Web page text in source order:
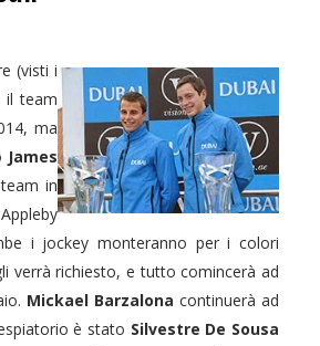
(visti i
il team
ma
James
in
i jockey monteranno per i colori
verrà richiesto, e tutto comincerà ad
Mickael Barzalona continuerà ad
è stato Silvestre De Sousa